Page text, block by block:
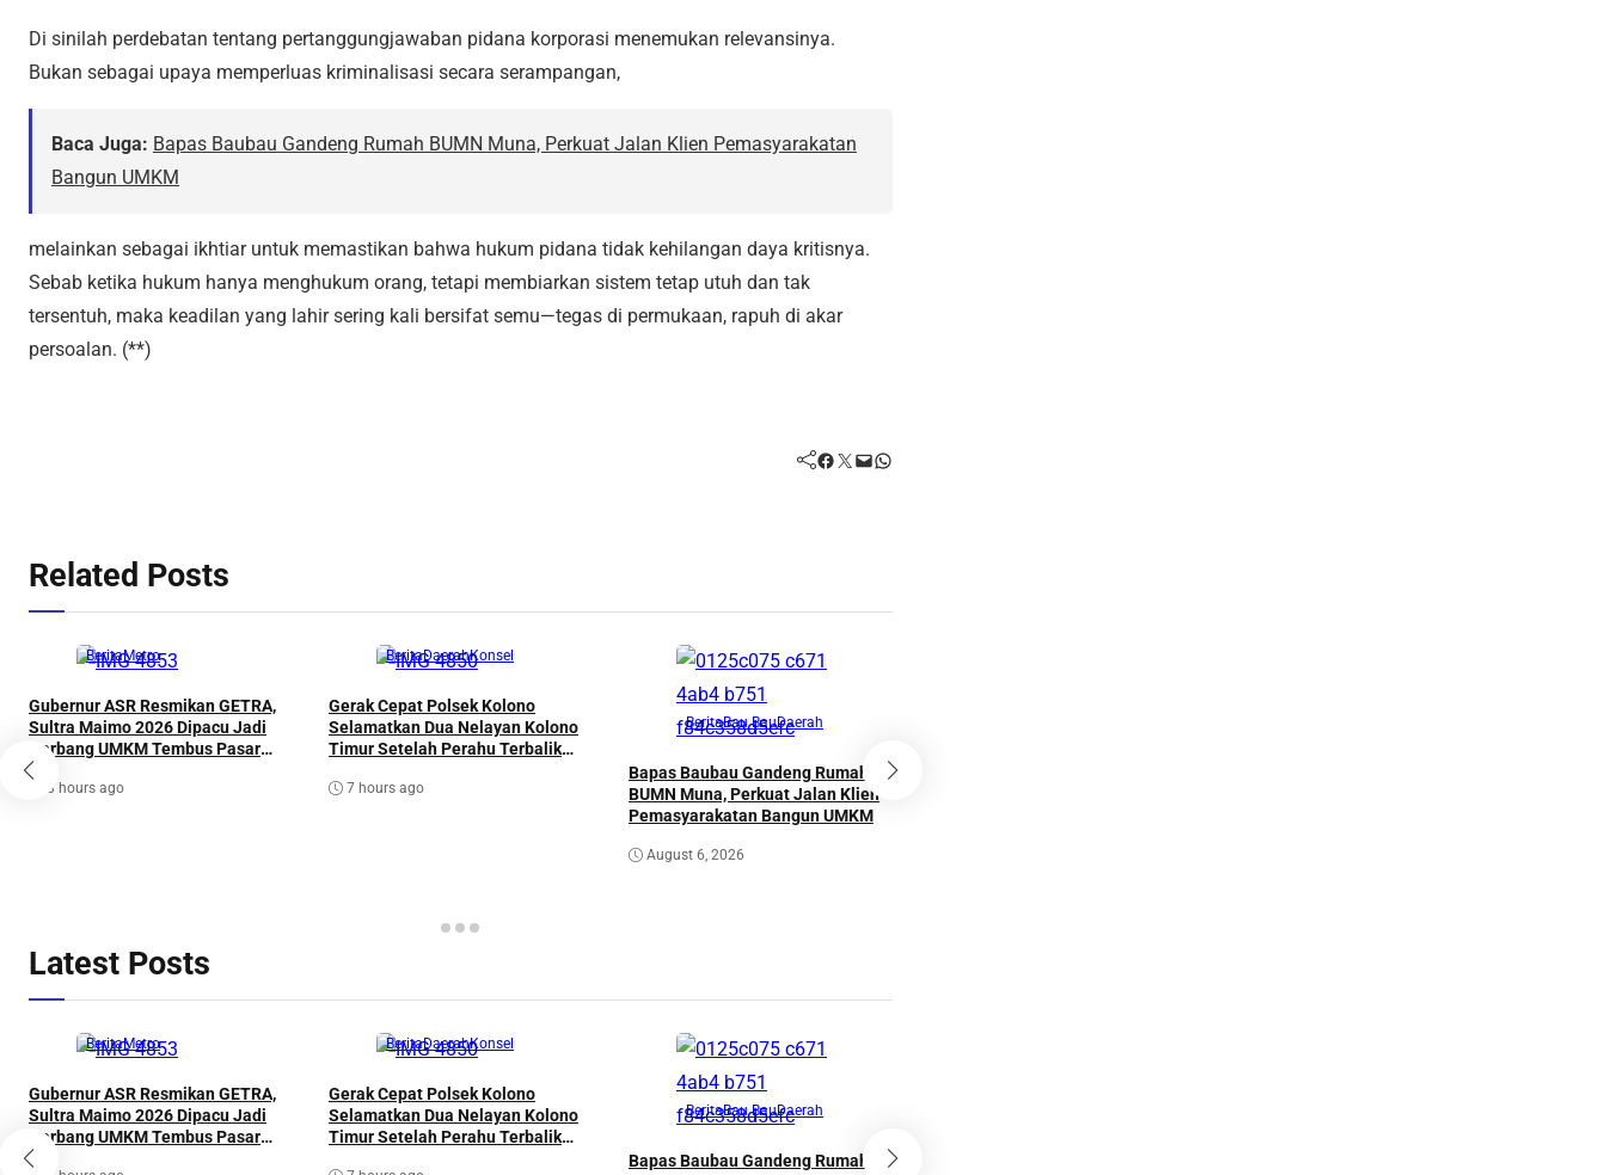
Di sinilah perdebatan tentang pertanggungjawaban pidana korporasi menemukan relevansinya.
Bukan sebagai upaya memperluas kriminalisasi secara serampangan,
Baca Juga: Bapas Baubau Gandeng Rumah BUMN Muna, Perkuat Jalan Klien Pemasyarakatan
Bangun UMKM
melainkan sebagai ikhtiar untuk memastikan bahwa hukum pidana tidak kehilangan daya kritisnya.
Sebab ketika hukum hanya menghukum orang, tetapi membiarkan sistem tetap utuh dan tak
tersentuh, maka keadilan yang lahir sering kali bersifat semu—tegas di permukaan, rapuh di akar
persoalan. (**)
Facebook Twitter Mail WhatsApp
Related Posts
BeritaMetro
Gubernur ASR Resmikan GETRA,
Sultra Maimo 2026 Dipacu Jadi
Gerbang UMKM Tembus Pasar
Dunia
3 hours ago
BeritaDaerahKonsel
Gerak Cepat Polsek Kolono
Selamatkan Dua Nelayan Kolono
Timur Setelah Perahu Terbalik
7 hours ago
BeritaBau BauDaerah
Bapas Baubau Gandeng Rumah
BUMN Muna, Perkuat Jalan Klien
Pemasyarakatan Bangun UMKM
August 6, 2026
Latest Posts
BeritaMetro
Gubernur ASR Resmikan GETRA,
Sultra Maimo 2026 Dipacu Jadi
Gerbang UMKM Tembus Pasar
Dunia
BeritaDaerahKonsel
Gerak Cepat Polsek Kolono
Selamatkan Dua Nelayan Kolono
Timur Setelah Perahu Terbalik
BeritaBau BauDaerah
Bapas Baubau Gandeng Rumah